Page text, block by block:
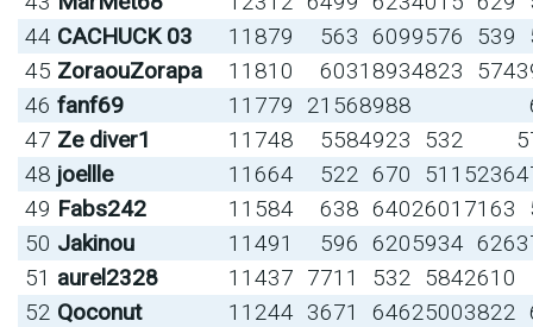
44 CACHUCK 03 11879 563 6099576 539
45 ZoraouZorapa 11810 60318934823 574
46 fanf69 11779 21568988
47 Ze diver1 11748 5584923 532
48 joellle 11664 522 670 511 5236
49 Fabs242 11584 638 6402601 7163
50 Jakinou 11491 596 6205934 626
51 aurel2328 11437 7711 532 5842610
52 Qoconut 11244 3671 64625003822